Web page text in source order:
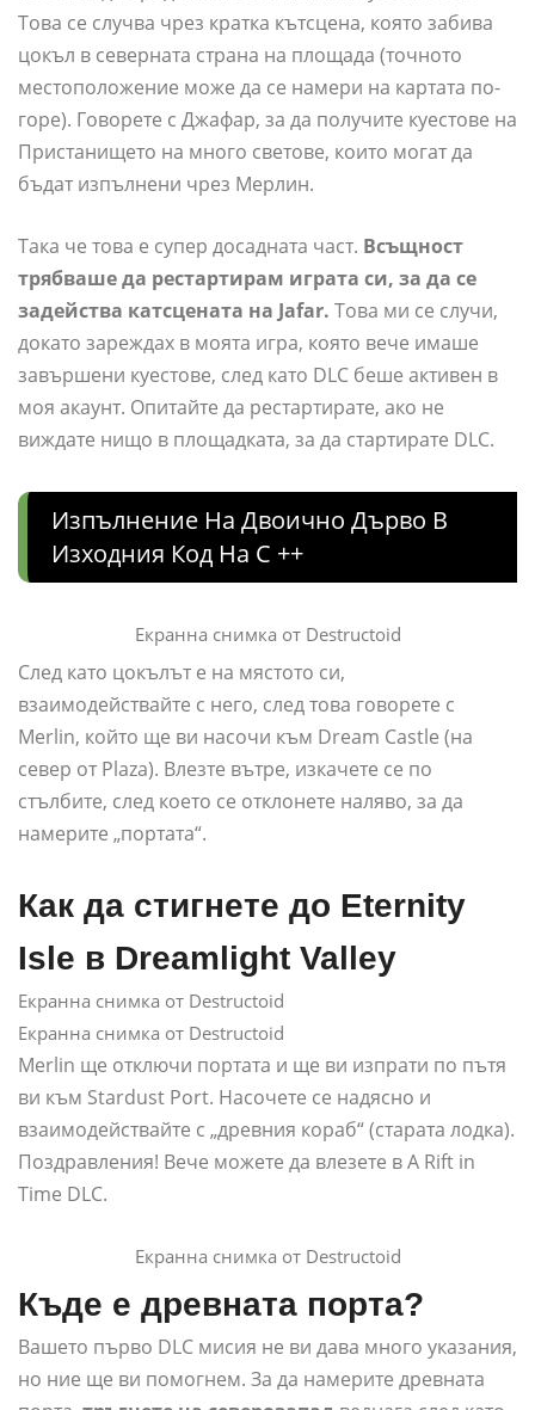
Това се случва чрез кратка кътсцена, която забива
цокъл в северната страна на площада (точното
местоположение може да се намери на картата по-
горе). Говорете с Джафар, за да получите куестове на
Пристанището на много светове, които могат да
бъдат изпълнени чрез Мерлин.
Така че това е супер досадната част. Всъщност
трябваше да рестартирам играта си, за да се
задейства катсцената на Jafar. Това ми се случи,
докато зареждах в моята игра, която вече имаше
завършени куестове, след като DLC беше активен в
моя акаунт. Опитайте да рестартирате, ако не
виждате нищо в площадката, за да стартирате DLC.
Изпълнение На Двоично Дърво В
Изходния Код На C ++
Екранна снимка от Destructoid
След като цокълът е на мястото си,
взаимодействайте с него, след това говорете с
Merlin, който ще ви насочи към Dream Castle (на
север от Plaza). Влезте вътре, изкачете се по
стълбите, след което се отклонете наляво, за да
намерите „портата“.
Как да стигнете до Eternity
Isle в Dreamlight Valley
Екранна снимка от Destructoid
Екранна снимка от Destructoid
Merlin ще отключи портата и ще ви изпрати по пътя
ви към Stardust Port. Насочете се надясно и
взаимодействайте с „древния кораб“ (старата лодка).
Поздравления! Вече можете да влезете в A Rift in
Time DLC.
Екранна снимка от Destructoid
Къде е древната порта?
Вашето първо DLC мисия не ви дава много указания,
но ние ще ви помогнем. За да намерите древната